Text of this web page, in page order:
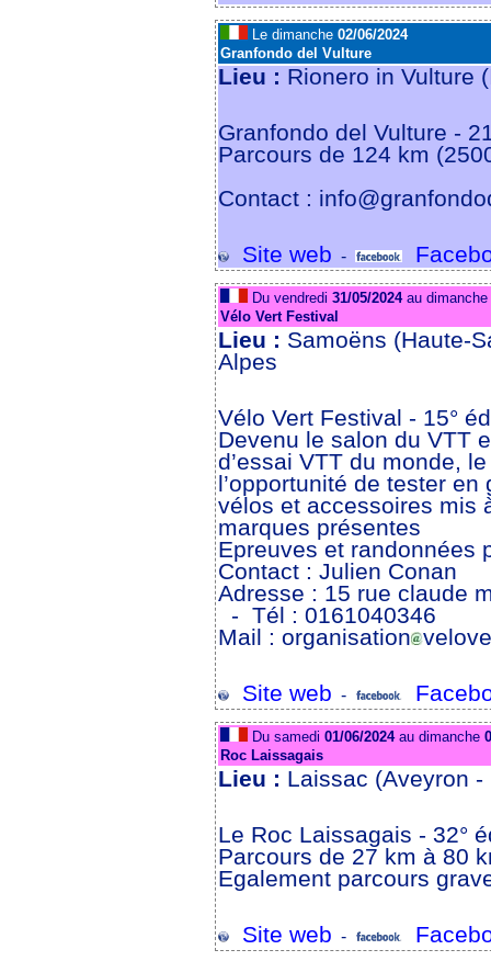
Le dimanche 02/06/2024
Granfondo del Vulture
Lieu : Rionero in
Granfondo del Vulture -
Parcours de 124 km
Contact :
Site web -
Du vendredi 31/05/2024au dimanche
Vélo Vert Festival
Lieu : Samoëns (Haute-
Alpes
Vélo Vert Festival - 15°
Devenu le salon du VTT
d’essai VTT du monde,
l’opportunité de tester
vélos et accessoires mis
marques présentes
Epreuves et randonnées
Contact : Julien Conan
Adresse : 15 rue claude
- Tél : 0161040346
Mail : organisation
Site web -
Du samedi 01/06/2024au dimanche
Roc Laissagais
Lieu : Laissac (Aveyron
Le Roc Laissagais - 32°
Parcours de 27 km à 80
Egalement parcours
Site web -